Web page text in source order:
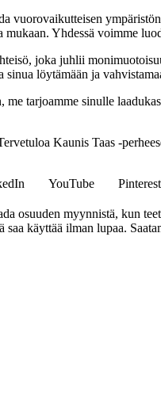
vuorovaikutteisen
mukaan. Yhdessä voimme
joka juhlii
löytämään ja
tarjoamme sinulle
Kaunis Taas -
YouTube Pinterest
osuuden myynnistä, kun
käyttää ilman lupaa.